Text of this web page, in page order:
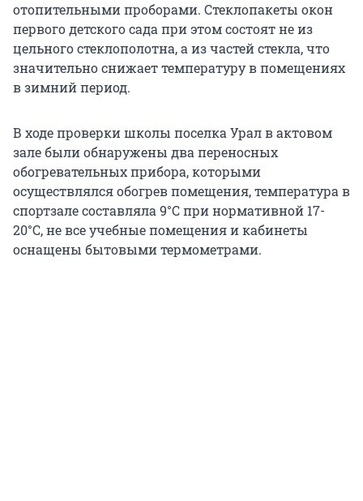
отопительными проборами. Стеклопакеты окон
первого детского сада при этом состоят не из
цельного стеклополотна, а из частей стекла, что
значительно снижает температуру в помещениях
в зимний период.
В ходе проверки школы поселка Урал в актовом
зале были обнаружены два переносных
обогревательных прибора, которыми
осуществлялся обогрев помещения, температура в
спортзале составляла 9°C при нормативной 17-
20°C, не все учебные помещения и кабинеты
оснащены бытовыми термометрами.